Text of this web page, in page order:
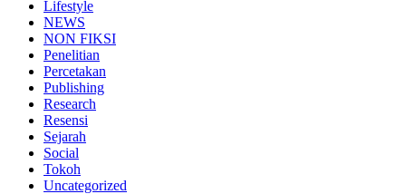
Lifestyle
NEWS
NON FIKSI
Penelitian
Percetakan
Publishing
Research
Resensi
Sejarah
Social
Tokoh
Uncategorized